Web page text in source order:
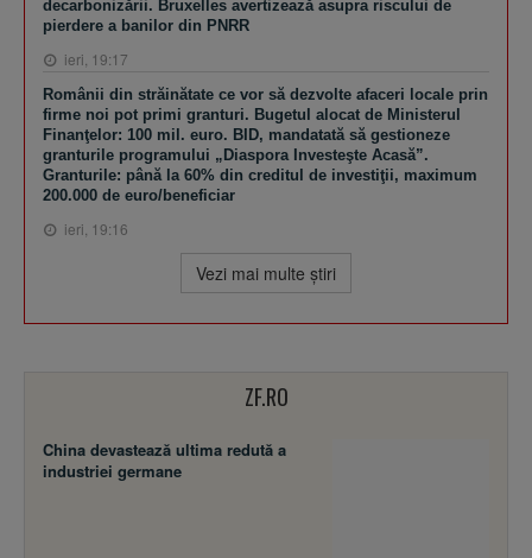
decarbonizării. Bruxelles avertizează asupra riscului de
pierdere a banilor din PNRR
ieri, 19:17
Românii din străinătate ce vor să dezvolte afaceri locale prin
firme noi pot primi granturi. Bugetul alocat de Ministerul
Finanţelor: 100 mil. euro. BID, mandatată să gestioneze
granturile programului „Diaspora Investeşte Acasă”.
Granturile: până la 60% din creditul de investiţii, maximum
200.000 de euro/beneficiar
ieri, 19:16
Vezi mai multe ştiri
ZF.RO
China devastează ultima redută a
industriei germane